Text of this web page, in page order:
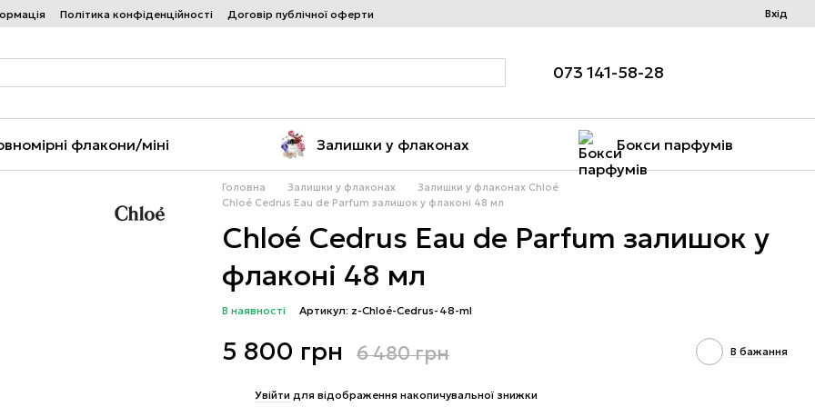
Політика конфіденційності Договір публічної оферти Вхід
073 141-58-28
флакони/міні Залишки у флаконах Бокси парфумів
Головна Залишки у флаконах
Залишки у флаконах Chloé
Chloé Cedrus Eau de Parfum залишок у флаконі 48 мл
Chloé Cedrus Eau de Parfum залишок у
флаконі 48 мл
В наявності Артикул: z-Chloé-Cedrus-48-ml
5 800 грн 6 480 грн В бажання
Увійти для відображення накопичувальної знижки